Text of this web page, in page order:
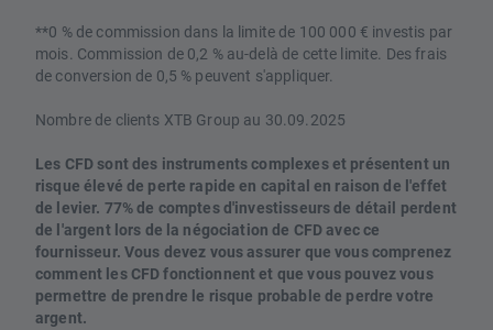
**0 % de commission dans la limite de 100 000 € investis par
mois. Commission de 0,2 % au-delà de cette limite. Des frais
de conversion de 0,5 % peuvent s'appliquer.
Nombre de clients XTB Group au 30.09.2025
Les CFD sont des instruments complexes et présentent un
risque élevé de perte rapide en capital en raison de l'effet
de levier. 77% de comptes d'investisseurs de détail perdent
de l'argent lors de la négociation de CFD avec ce
fournisseur. Vous devez vous assurer que vous comprenez
comment les CFD fonctionnent et que vous pouvez vous
permettre de prendre le risque probable de perdre votre
argent.